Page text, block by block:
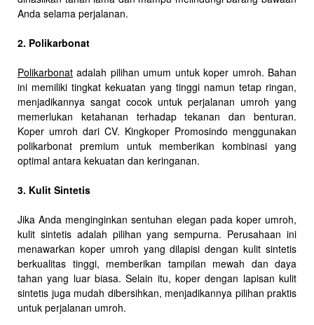
Anda selama perjalanan.
2. Polikarbonat
Polikarbonat adalah pilihan umum untuk koper umroh. Bahan
ini memiliki tingkat kekuatan yang tinggi namun tetap ringan,
menjadikannya sangat cocok untuk perjalanan umroh yang
memerlukan ketahanan terhadap tekanan dan benturan.
Koper umroh dari CV. Kingkoper Promosindo menggunakan
polikarbonat premium untuk memberikan kombinasi yang
optimal antara kekuatan dan keringanan.
3. Kulit Sintetis
Jika Anda menginginkan sentuhan elegan pada koper umroh,
kulit sintetis adalah pilihan yang sempurna. Perusahaan ini
menawarkan koper umroh yang dilapisi dengan kulit sintetis
berkualitas tinggi, memberikan tampilan mewah dan daya
tahan yang luar biasa. Selain itu, koper dengan lapisan kulit
sintetis juga mudah dibersihkan, menjadikannya pilihan praktis
untuk perjalanan umroh.